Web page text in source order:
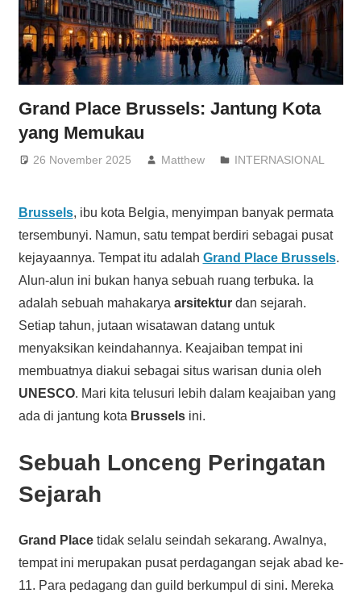
Grand Place Brussels: Jantung Kota
yang Memukau
26 November 2025 Matthew INTERNASIONAL
Brussels, ibu kota Belgia, menyimpan banyak permata
tersembunyi. Namun, satu tempat berdiri sebagai pusat
kejayaannya. Tempat itu adalah Grand Place Brussels.
Alun-alun ini bukan hanya sebuah ruang terbuka. Ia
adalah sebuah mahakarya arsitekturdan sejarah.
Setiap tahun, jutaan wisatawan datang untuk
menyaksikan keindahannya. Keajaiban tempat ini
membuatnya diakui sebagai situs warisan dunia oleh
UNESCO. Mari kita telusuri lebih dalam keajaiban yang
ada di jantung kota Brusselsini.
Sebuah Lonceng Peringatan
Sejarah
Grand Placetidak selalu seindah sekarang. Awalnya,
tempat ini merupakan pusat perdagangan sejak abad ke-
11. Para pedagang dan guild berkumpul di sini. Mereka